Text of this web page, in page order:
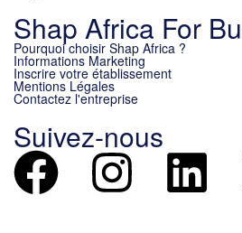
Shap Africa For
Pourquoi choisir Shap Africa ?
Informations Marketing
Inscrire votre établissement
Mentions Légales
Contactez l'entreprise
Suivez-nous